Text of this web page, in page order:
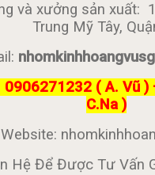
và xưởng sản xuất:
Trung Mỹ Tây,
0906271232 ( A. Vũ
C.Na )
Website:
Hệ Để Được Tư Vấn